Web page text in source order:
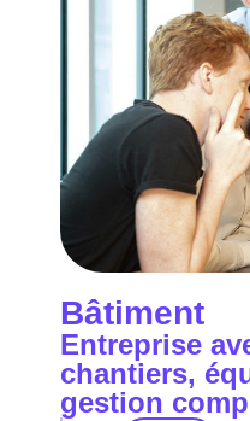
Bâtiment
Entreprise
chantiers,
gestion